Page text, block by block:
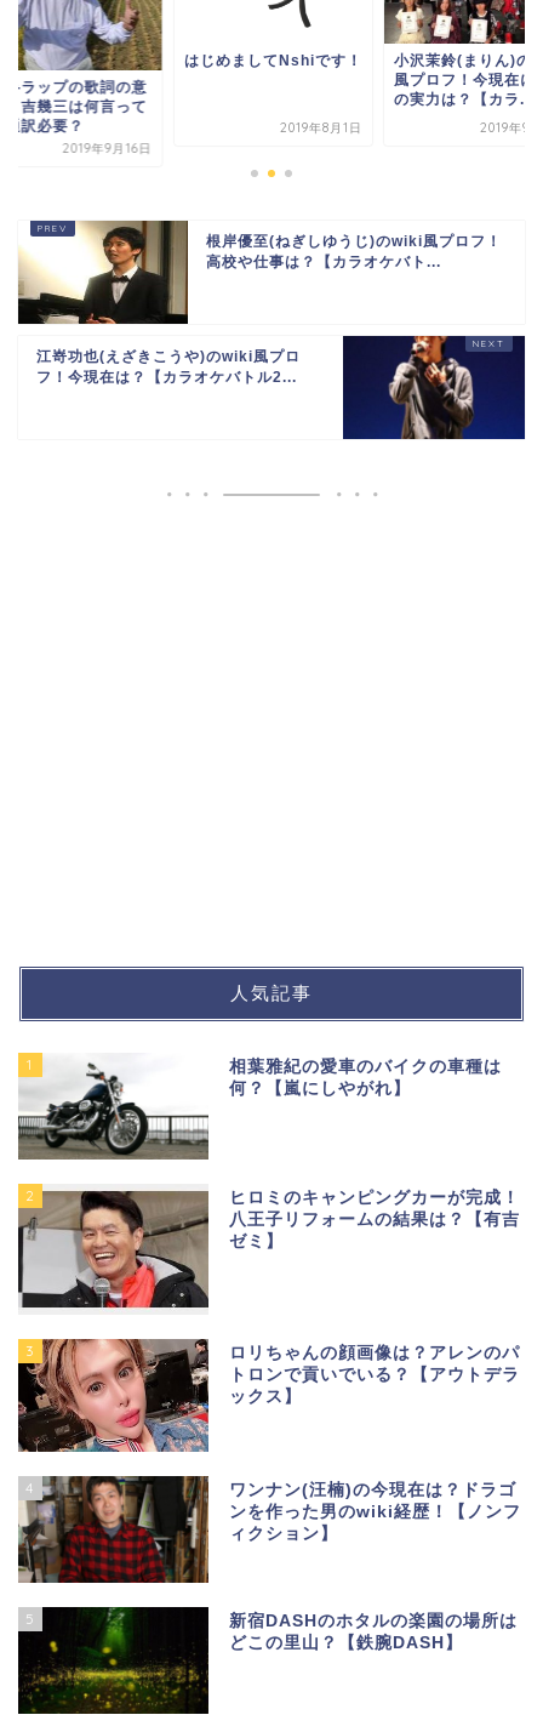
弁ラップの歌詞の意
？吉幾三は何言って
通訳必要？
2019年9月16日
はじめましてNshiです！
2019年8月1日
小沢茉鈴(まりん)の
風プロフ！今現在に
の実力は？【カラ...
2019年9
根岸優至(ねぎしゆうじ)のwiki風プロフ！
高校や仕事は？【カラオケバト...
江嵜功也(えざきこうや)のwiki風プロ
フ！今現在は？【カラオケバトル2...
人気記事
1
相葉雅紀の愛車のバイクの車種は
何？【嵐にしやがれ】
2
ヒロミのキャンピングカーが完成！
八王子リフォームの結果は？【有吉
ゼミ】
3
ロリちゃんの顔画像は？アレンのパ
トロンで貢いでいる？【アウトデラ
ックス】
4
ワンナン(汪楠)の今現在は？ドラゴ
ンを作った男のwiki経歴！【ノンフ
ィクション】
5
新宿DASHのホタルの楽園の場所は
どこの里山？【鉄腕DASH】